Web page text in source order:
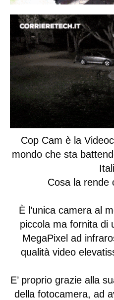
Cop Cam è la
mondo che sta
Cosa la rende
È l’unica camera al
piccola ma fornita di
MegaPixel ad
qualità video
E’ proprio grazie alla
della fotocamera, ad